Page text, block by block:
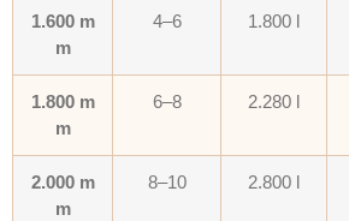
1.600 m
m
4–6 1.800 l
1.800 m
m
6–8 2.280 l
2.000 m
m
8–10 2.800 l